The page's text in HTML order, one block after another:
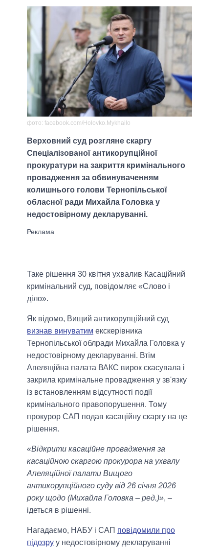
фото: facebook.com/Holovko.Mykhailo
Верховний суд розгляне скаргу
Спеціалізованої антикорупційної
прокуратури на закриття кримінального
провадження за обвинуваченням
колишнього голови Тернопільської
обласної ради Михайла Головка у
недостовірному декларуванні.
Таке рішення 30 квітня ухвалив Касаційний
кримінальний суд, повідомляє «Слово і
діло».
Як відомо, Вищий антикорупційний суд
визнав винуватим екскерівника
Тернопільської облради Михайла Головка у
недостовірному декларуванні. Втім
Апеляційна палата ВАКС вирок скасувала і
закрила кримінальне провадження у зв'язку
із встановленням відсутності події
кримінального правопорушення. Тому
прокурор САП подав касаційну скаргу на це
рішення.
«Відкрити касаційне провадження за
касаційною скаргою прокурора на ухвалу
Апеляційної палати Вищого
антикорупційного суду від 26 січня 2026
року щодо (Михайла Головка – ред.)», –
ідеться в рішенні.
Нагадаємо, НАБУ і САП повідомили про
підозру у недостовірному декларуванні